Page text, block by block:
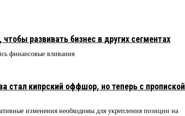
развивать бизнес в других сегментах
финансовые вливания
стал кипрский оффшор, но теперь с пропиской
изменения необходимы для укрепления позиции на